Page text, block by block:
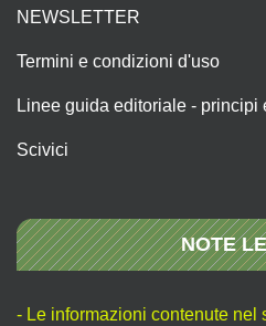
NEWSLETTER
Termini e condizioni d'uso
Linee guida editoriale - principi
Scivici
NOTE
- Le informazioni contenute nel